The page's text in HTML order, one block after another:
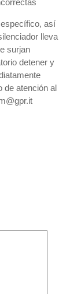
así
lleva
surjan
detener y
de atención al